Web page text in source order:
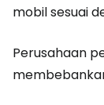
mobil sesuai
Perusahaan